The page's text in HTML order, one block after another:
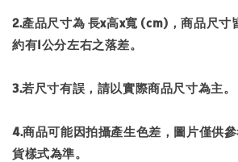
2.產品尺寸為 長x高x寬 (cm)，商品尺寸
約有1公分左右之落差。
3.若尺寸有誤，請以實際商品尺寸為主。
4.商品可能因拍攝產生色差，圖片僅供
貨樣式為準。